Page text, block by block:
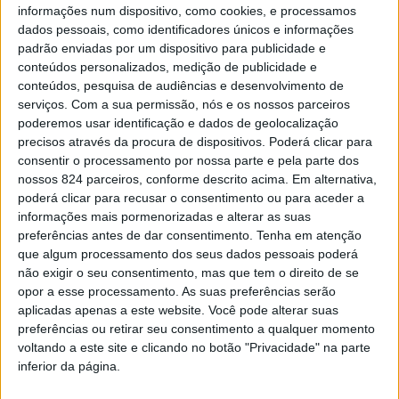
informações num dispositivo, como cookies, e processamos
dados pessoais, como identificadores únicos e informações
padrão enviadas por um dispositivo para publicidade e
conteúdos personalizados, medição de publicidade e
conteúdos, pesquisa de audiências e desenvolvimento de
serviços. Com a sua permissão, nós e os nossos parceiros
poderemos usar identificação e dados de geolocalização
precisos através da procura de dispositivos. Poderá clicar para
consentir o processamento por nossa parte e pela parte dos
nossos 824 parceiros, conforme descrito acima. Em alternativa,
poderá clicar para recusar o consentimento ou para aceder a
informações mais pormenorizadas e alterar as suas
preferências antes de dar consentimento. Tenha em atenção
que algum processamento dos seus dados pessoais poderá
não exigir o seu consentimento, mas que tem o direito de se
opor a esse processamento. As suas preferências serão
aplicadas apenas a este website. Você pode alterar suas
preferências ou retirar seu consentimento a qualquer momento
voltando a este site e clicando no botão "Privacidade" na parte
inferior da página.
> Presidente da concelhia de Oliveira de Azeméis defende
reflexão interna após derrota nas distritais de Aveiro e
elevada abstenção dos militantes.